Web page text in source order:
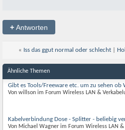
+Antworten
« Iss das ggut normal oder schlecht
Ähnliche Themen
Gibt es Tools/Freeware etc. um zu sehen ob
Von willson im Forum Wireless LAN &
Kabelverbindung Dose - Splitter - beliebig
Von Michael Wagner im Forum Wireless LAN &